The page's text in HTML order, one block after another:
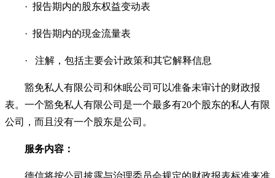
· 报告期内的股东权益变动表
· 报告期内的現金流量表
· 注解，包括主要会计政策和其它解释信息
豁免私人有限公司和休眠公司可以准备未审计的财政报
表。一个豁免私人有限公司是一个最多有20个股东的私人有限
公司，而且没有一个股东是公司。
服务内容：
德信将按公司披露与治理委员会规定的财政报表标准来准